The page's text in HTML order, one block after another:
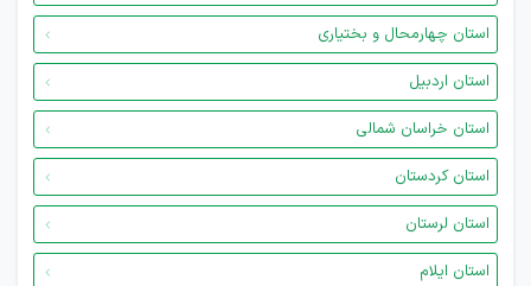
استان چهارمحال و بختیاری
استان اردبیل
استان خراسان شمالی
استان کردستان
استان لرستان
استان ایلام